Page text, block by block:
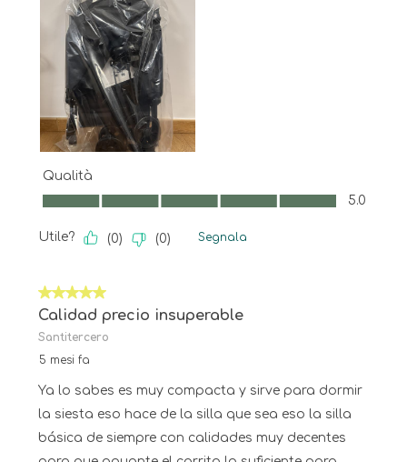
Qualità
Qualità, 5.0 su 5
5.0
Utile? (0) (0) Segnala
5 su 5 stelle.
Calidad precio insuperable
Santitercero
5 mesi fa
Ya lo sabes es muy compacta y sirve para dormir
la siesta eso hace de la silla que sea eso la silla
básica de siempre con calidades muy decentes